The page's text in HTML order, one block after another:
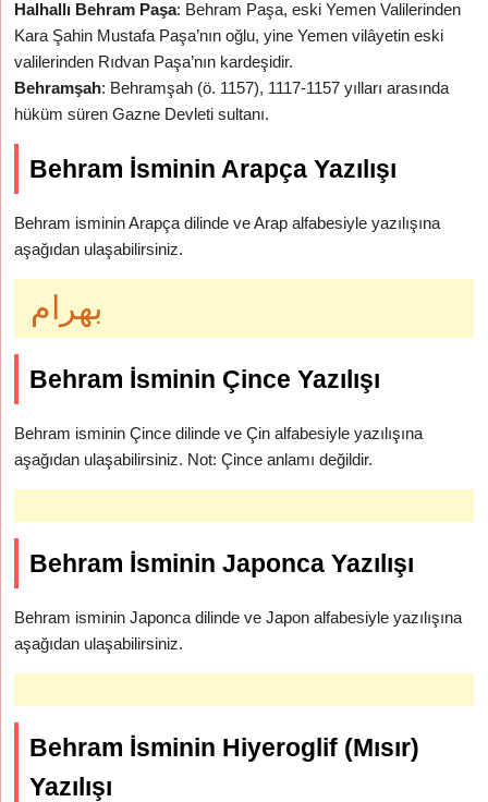
Halhallı Behram Paşa: Behram Paşa, eski Yemen Valilerinden
Kara Şahin Mustafa Paşa’nın oğlu, yine Yemen vilâyetin eski
valilerinden Rıdvan Paşa’nın kardeşidir.
Behramşah: Behramşah (ö. 1157), 1117-1157 yılları arasında
hüküm süren Gazne Devleti sultanı.
Behram İsminin Arapça Yazılışı
Behram isminin Arapça dilinde ve Arap alfabesiyle yazılışına
aşağıdan ulaşabilirsiniz.
بهرام
Behram İsminin Çince Yazılışı
Behram isminin Çince dilinde ve Çin alfabesiyle yazılışına
aşağıdan ulaşabilirsiniz. Not: Çince anlamı değildir.
Behram İsminin Japonca Yazılışı
Behram isminin Japonca dilinde ve Japon alfabesiyle yazılışına
aşağıdan ulaşabilirsiniz.
Behram İsminin Hiyeroglif (Mısır)
Yazılışı